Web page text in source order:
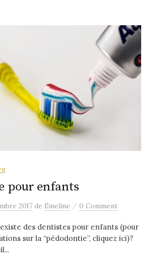
pour enfants
2017 de Emeline / 0 Comment
existe des dentistes pour enfants (pour
sur la “pédodontie”, cliquez ici)?